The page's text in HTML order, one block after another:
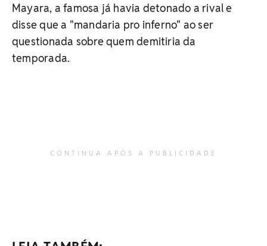
Mayara, a famosa já havia detonado a rival e
disse que a "mandaria pro inferno" ao ser
questionada sobre quem demitiria da
temporada.
CONTINUA APÓS A PUBLICIDADE